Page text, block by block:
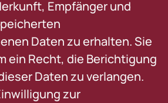
Empfänger und
Daten zu erhalten. Sie
ein Recht, die Berichtigung
Daten zu verlangen.
zur